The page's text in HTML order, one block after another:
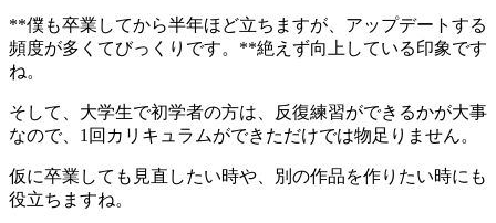
**僕も卒業してから半年ほど立ちますが、アップデートする
頻度が多くてびっくりです。**絶えず向上している印象です
ね。
そして、大学生で初学者の方は、反復練習ができるかが大事
なので、1回カリキュラムができただけでは物足りません。
仮に卒業しても見直したい時や、別の作品を作りたい時にも
役立ちますね。